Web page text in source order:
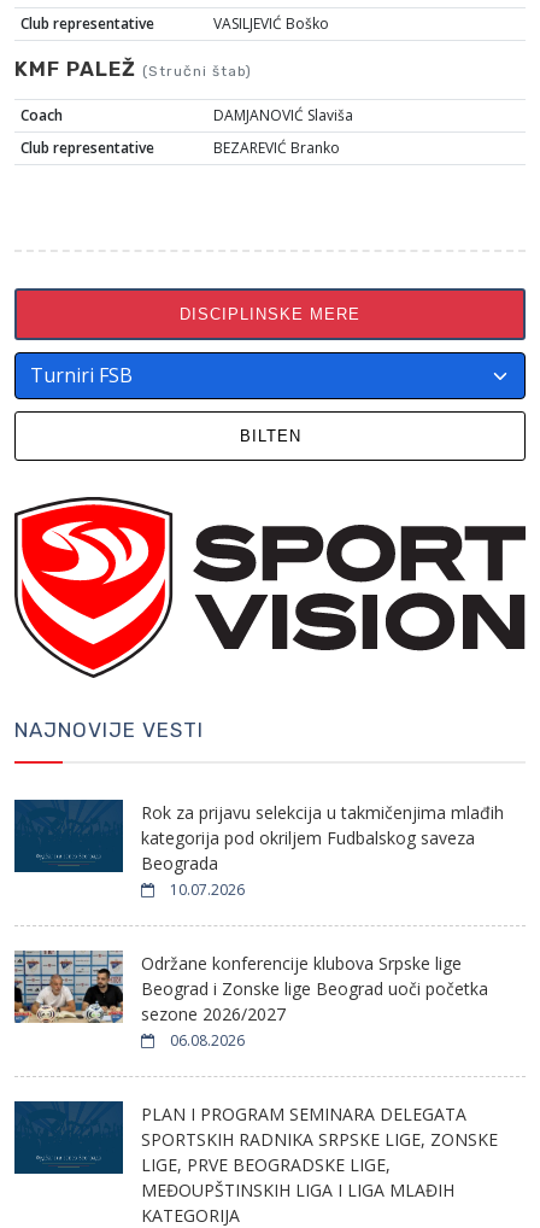
Club representative
VASILJEVIĆ Boško
KMF PALEŽ (Stručni štab)
Coach
DAMJANOVIĆ Slaviša
Club representative
BEZAREVIĆ Branko
DISCIPLINSKE MERE
BILTEN
NAJNOVIJE VESTI
Rok za prijavu selekcija u takmičenjima mlađih
kategorija pod okriljem Fudbalskog saveza
Beograda
10.07.2026
Održane konferencije klubova Srpske lige
Beograd i Zonske lige Beograd uoči početka
sezone 2026/2027
06.08.2026
PLAN I PROGRAM SEMINARA DELEGATA
SPORTSKIH RADNIKA SRPSKE LIGE, ZONSKE
LIGE, PRVE BEOGRADSKE LIGE,
MEĐOUPŠTINSKIH LIGA I LIGA MLAĐIH
KATEGORIJA